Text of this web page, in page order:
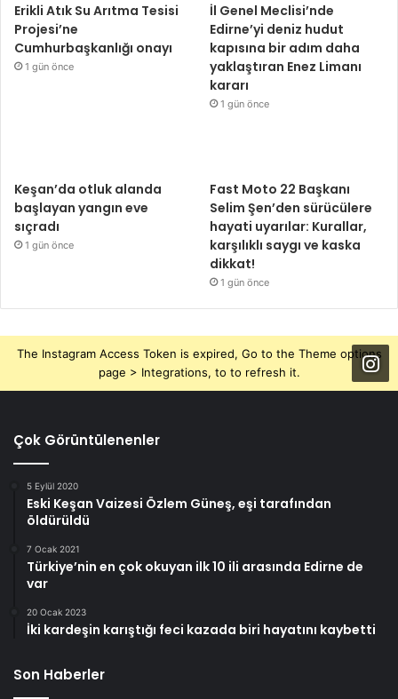
Erikli Atık Su Arıtma Tesisi
Projesi’ne
Cumhurbaşkanlığı onayı
1 gün önce
İl Genel Meclisi’nde
Edirne’yi deniz hudut
kapısına bir adım daha
yaklaştıran Enez Limanı
kararı
1 gün önce
Keşan’da otluk alanda
başlayan yangın eve
sıçradı
1 gün önce
Fast Moto 22 Başkanı
Selim Şen’den sürücülere
hayati uyarılar: Kurallar,
karşılıklı saygı ve kaska
dikkat!
1 gün önce
The Instagram Access Token is expired, Go to the Theme options
page > Integrations, to to refresh it.
Çok Görüntülenenler
5 Eylül 2020
Eski Keşan Vaizesi Özlem Güneş, eşi tarafından
öldürüldü
7 Ocak 2021
Türkiye’nin en çok okuyan ilk 10 ili arasında Edirne de
var
20 Ocak 2023
İki kardeşin karıştığı feci kazada biri hayatını kaybetti
Son Haberler